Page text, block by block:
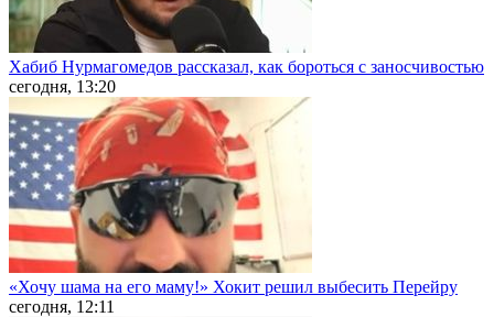
Хабиб Нурмагомедов рассказал, как бороться с заносчивостью
сегодня, 13:20
«Хочу шама на его маму!» Хокит решил выбесить Перейру
сегодня, 12:11